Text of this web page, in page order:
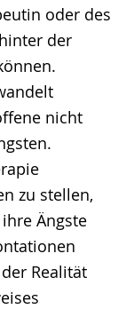
oder des
der
nicht
zu stellen,
Ängste
Realität